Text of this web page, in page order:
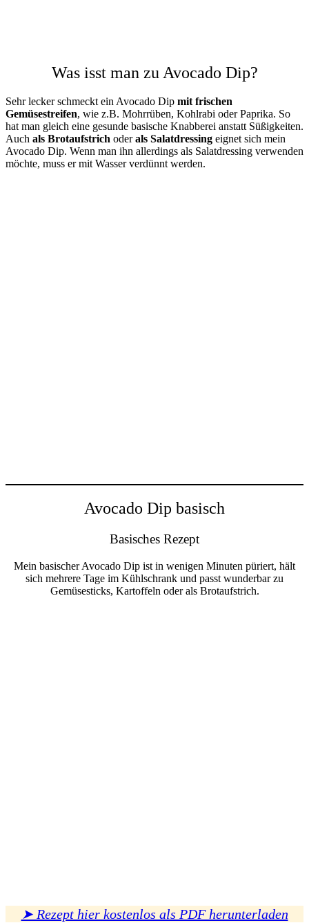
Was isst man zu Avocado Dip?
Sehr lecker schmeckt ein Avocado Dip mit frischen
Gemüsestreifen, wie z.B. Mohrrüben, Kohlrabi oder Paprika. So
hat man gleich eine gesunde basische Knabberei anstatt Süßigkeiten.
Auch als Brotaufstrich oderals Salatdressing eignet sich mein
Avocado Dip. Wenn man ihn allerdings als Salatdressing verwenden
möchte, muss er mit Wasser verdünnt werden.
Avocado Dip basisch
Basisches Rezept
Mein basischer Avocado Dip ist in wenigen Minuten püriert, hält
sich mehrere Tage im Kühlschrank und passt wunderbar zu
Gemüsesticks, Kartoffeln oder als Brotaufstrich.
➤ Rezept hier kostenlos als PDF herunterladen